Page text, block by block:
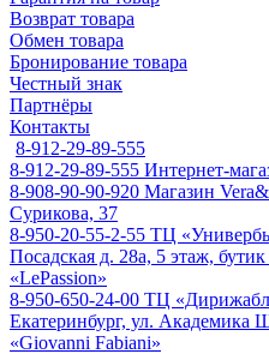
Возврат товара
Обмен товара
Бронирование товара
Честный знак
Партнёры
Контакты
8-912-29-89-555
8-912-29-89-555 Интернет-
8-908-90-90-920 Магазин
Сурикова, 37
8-950-20-55-2-55 ТЦ
Посадская д. 28а, 5 этаж,
«LePassion»
8-950-650-24-00 ТЦ
Екатеринбург, ул. Академика
«Giovanni Fabiani»